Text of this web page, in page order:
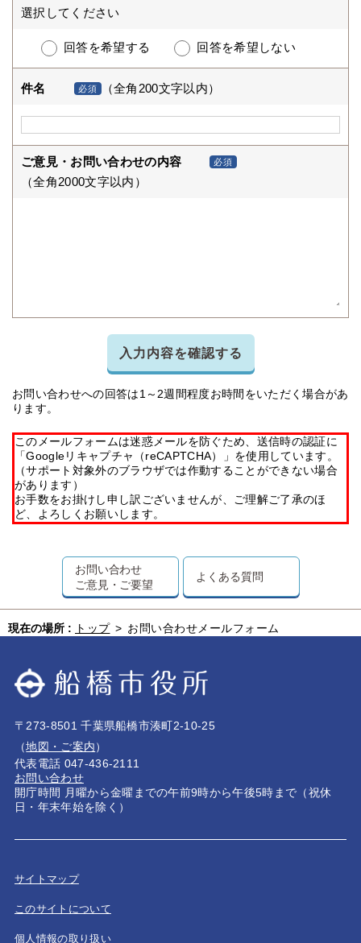
選択してください
回答を希望する 回答を希望しない
件名 必須 （全角200文字以内）
ご意見・お問い合わせの内容 必須
（全角2000文字以内）
入力内容を確認する
お問い合わせへの回答は1～2週間程度お時間をいただく場合があ
ります。
このメールフォームは迷惑メールを防ぐため、送信時の認証に
「Googleリキャプチャ（reCAPTCHA）」を使用しています。
（サポート対象外のブラウザでは作動することができない場合
があります）
お手数をお掛けし申し訳ございませんが、ご理解ご了承のほ
ど、よろしくお願いします。
お問い合わせ
ご意見・ご要望
よくある質問
現在の場所 : トップ > お問い合わせメールフォーム
〒273-8501 千葉県船橋市湊町2-10-25
（地図・ご案内）
代表電話 047-436-2111
お問い合わせ
開庁時間 月曜から金曜までの午前9時から午後5時まで（祝休
日・年末年始を除く）
サイトマップ
このサイトについて
個人情報の取り扱い